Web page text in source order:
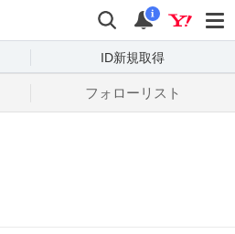
検索
通知
i
ID新規取得
フォローリスト